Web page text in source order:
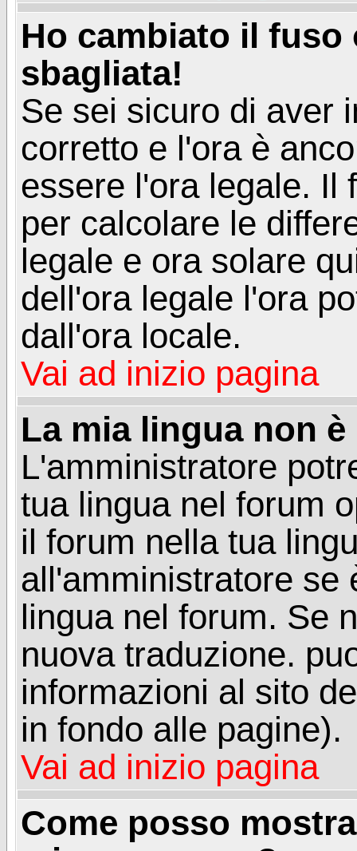
Ho cambiato il fuso
sbagliata!
Se sei sicuro di aver
corretto e l'ora è
essere l'ora legale. Il
per calcolare le
legale e ora solare
dell'ora legale l'ora
dall'ora locale.
Vai ad inizio pagina
La mia lingua non
L'amministratore
tua lingua nel forum
il forum nella tua
all'amministratore se
lingua nel forum. Se
nuova traduzione.
informazioni al sito
in fondo alle pagine).
Vai ad inizio pagina
Come posso